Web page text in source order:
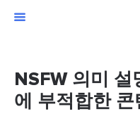
NSFW 의미
에 부적합한 콘